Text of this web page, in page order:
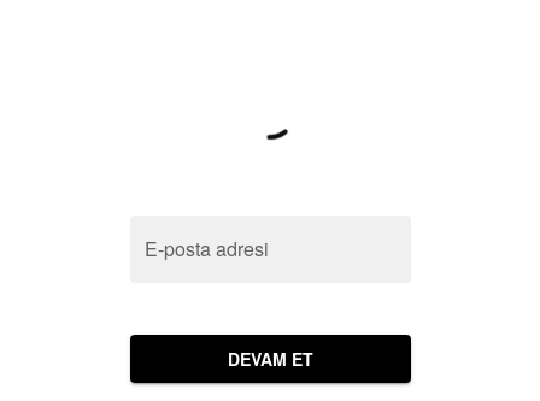
E-posta adresi
DEVAM ET